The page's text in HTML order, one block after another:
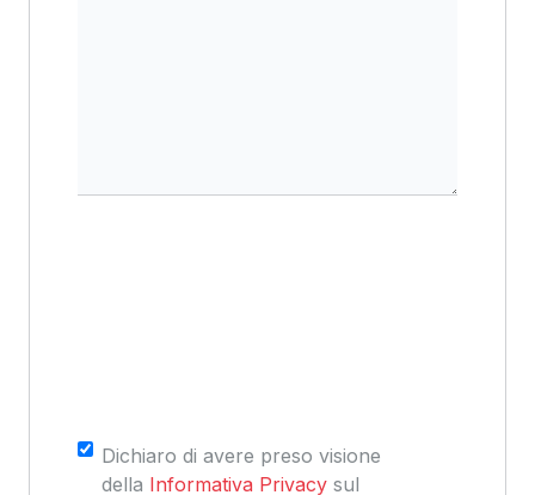
Consenso*
Dichiaro di avere preso visione
della Informativa Privacy sul